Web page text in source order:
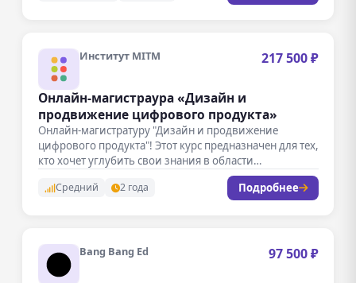
Институт MITM 217 500 ₽
Онлайн-магистраура «Дизайн и
продвижение цифрового продукта»
Онлайн-магистратуру "Дизайн и продвижение
цифрового продукта"! Этот курс предназначен для тех,
кто хочет углубить свои знания в области…
Средний 2 года Подробнее
Bang Bang Ed 97 500 ₽